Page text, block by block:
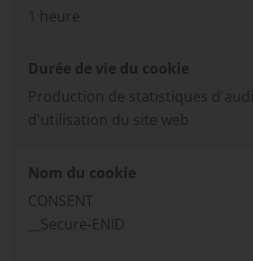
1 heure
Durée de vie du cookie
Production de statistiques
d'utilisation du site web
Nom du cookie
CONSENT
__Secure-ENID